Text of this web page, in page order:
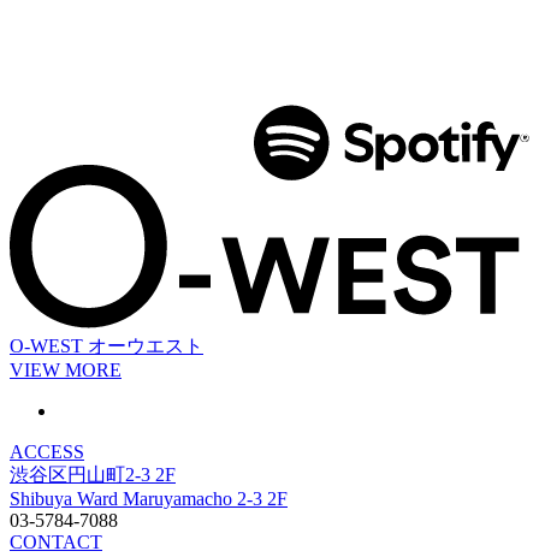
O-WEST オーウエスト
VIEW MORE
ACCESS
渋谷区円山町2-3 2F
Shibuya Ward Maruyamacho 2-3 2F
03-5784-7088
CONTACT